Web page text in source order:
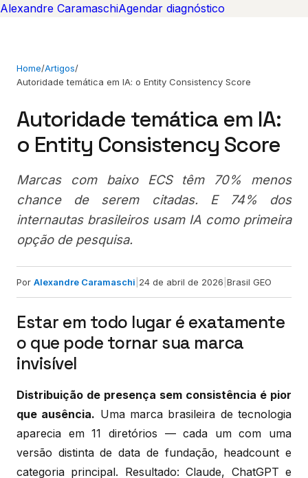
Alexandre CaramaschiAgendar diagnóstico
Home/Artigos/
Autoridade temática em IA: o Entity Consistency Score
Autoridade temática em IA:
o Entity Consistency Score
Marcas com baixo ECS têm 70% menos
chance de serem citadas. E 74% dos
internautas brasileiros usam IA como primeira
opção de pesquisa.
Por Alexandre Caramaschi 24 de abril de 2026 Brasil GEO
Estar em todo lugar é exatamente
o que pode tornar sua marca
invisível
Distribuição de presença sem consistência é pior
que ausência. Uma marca brasileira de tecnologia
aparecia em 11 diretórios — cada um com uma
versão distinta de data de fundação, headcount e
categoria principal. Resultado: Claude, ChatGPT e